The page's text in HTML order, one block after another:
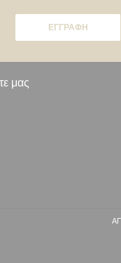
ΕΓΓΡΑΦΉ
μας
σε νέο
((ανοίγει σε νέο
ΣΕ ΝΈΟ ΠΑΡΆΘΥΡΟ))